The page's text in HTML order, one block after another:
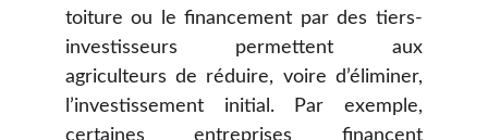
toiture ou le financement par des tiers-
investisseurs permettent aux
agriculteurs de réduire, voire d’éliminer,
l’investissement initial. Par exemple,
certaines entreprises financent